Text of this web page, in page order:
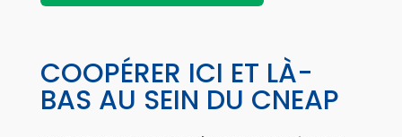
COOPÉRER ICI ET LÀ-
BAS AU SEIN DU CNEAP